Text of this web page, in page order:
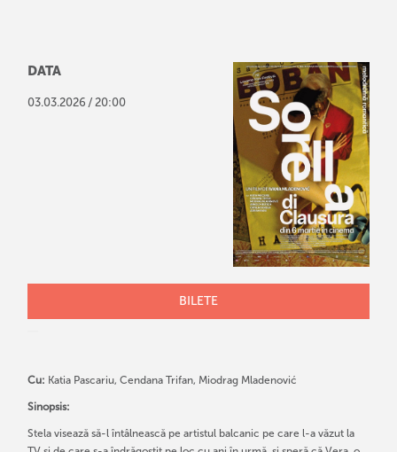
DATA
03.03.2026 / 20:00
BILETE
Cu: Katia Pascariu, Cendana Trifan, Miodrag Mladenović
Sinopsis:
Stela visează să-l întâlnească pe artistul balcanic pe care l-a văzut la